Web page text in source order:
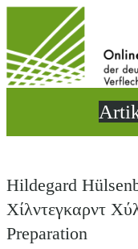
wechseln
Hildegard
Χίλντεγκαρντ
Preparation